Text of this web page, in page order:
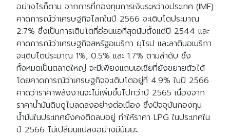
อย่างไรก็ตาม จากการที่กองทุนการเงินระหว่างประเทศ (IMF)
คาดการณ์ว่าเศรษฐกิจโลกในปี 2566 จะเติบโตประมาณ
2.7% ซึ่งเป็นการเติบโตที่อ่อนแอที่สุดนับตั้งแต่ปี 2544 และ
คาดการณ์ว่าเศรษฐกิจสหรัฐอเมริกา ยุโรป และลาตินอเมริกา
จะเติบโตประมาณ 1%, 0.5% และ 1.7% ตามลำดับ ซึ่ง
ทั้งหมดเป็นตลาดใหญ่ จะมีเพียงแถบเอเชียที่ยังขยายตัวได้
โดยคาดการณ์ว่าเศรษฐกิจจะเติบโตอยู่ที่ 4.9% ในปี 2566
คาดว่าราคาพลังงานจะไม่เพิ่มขึ้นไปกว่าปี 2565 เนื่องจาก
ราคาน้ำมันดิบดูไบลดลงอย่างต่อเนื่อง ซึ่งปัจจุบันกองทุน
น้ำมันในประเทศยังคงติดลบอยู่ ทำให้ราคา LPG ในประเทศใน
ปี 2566 ไม่เปลี่ยนแปลงอย่างมีนัยยะ.